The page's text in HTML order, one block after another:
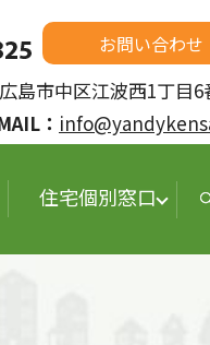
お問い合わせ
島市中区江波西1丁目6
：
住宅個別窓口